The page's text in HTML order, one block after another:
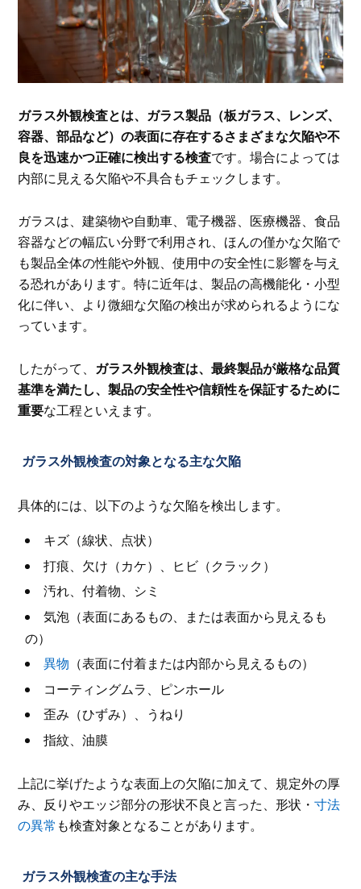
ガラス外観検査とは、ガラス製品（板ガラス、レンズ、
容器、部品など）の表面に存在するさまざまな欠陥や不
良を迅速かつ正確に検出する検査です。場合によっては
内部に見える欠陥や不具合もチェックします。
ガラスは、建築物や自動車、電子機器、医療機器、食品
容器などの幅広い分野で利用され、ほんの僅かな欠陥で
も製品全体の性能や外観、使用中の安全性に影響を与え
る恐れがあります。特に近年は、製品の高機能化・小型
化に伴い、より微細な欠陥の検出が求められるようにな
っています。
したがって、 ガラス外観検査は、最終製品が厳格な品質
基準を満たし、製品の安全性や信頼性を保証するために
重要な工程といえます。
ガラス外観検査の対象となる主な欠陥
具体的には、以下のような欠陥を検出します。
キズ（線状、点状）
打痕、欠け（カケ）、ヒビ（クラック）
汚れ、付着物、シミ
気泡（表面にあるもの、または表面から見えるも
の）
異物 （表面に付着または内部から見えるもの）
コーティングムラ、ピンホール
歪み（ひずみ）、うねり
指紋、油膜
上記に挙げたような表面上の欠陥に加えて、規定外の厚
み、反りやエッジ部分の形状不良と言った、形状・寸法
の異常 も検査対象となることがあります。
ガラス外観検査の主な手法